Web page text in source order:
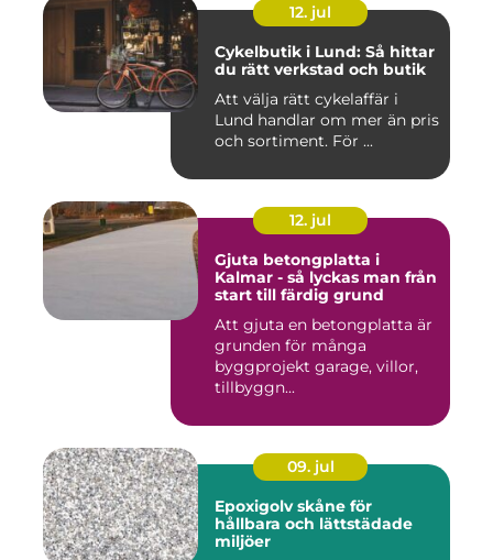
12. jul
Cykelbutik i Lund: Så hittar
du rätt verkstad och butik
Att välja rätt cykelaffär i
Lund handlar om mer än pris
och sortiment. För ...
12. jul
Gjuta betongplatta i
Kalmar - så lyckas man från
start till färdig grund
Att gjuta en betongplatta är
grunden för många
byggprojekt garage, villor,
tillbyggn...
09. jul
Epoxigolv skåne för
hållbara och lättstädade
miljöer